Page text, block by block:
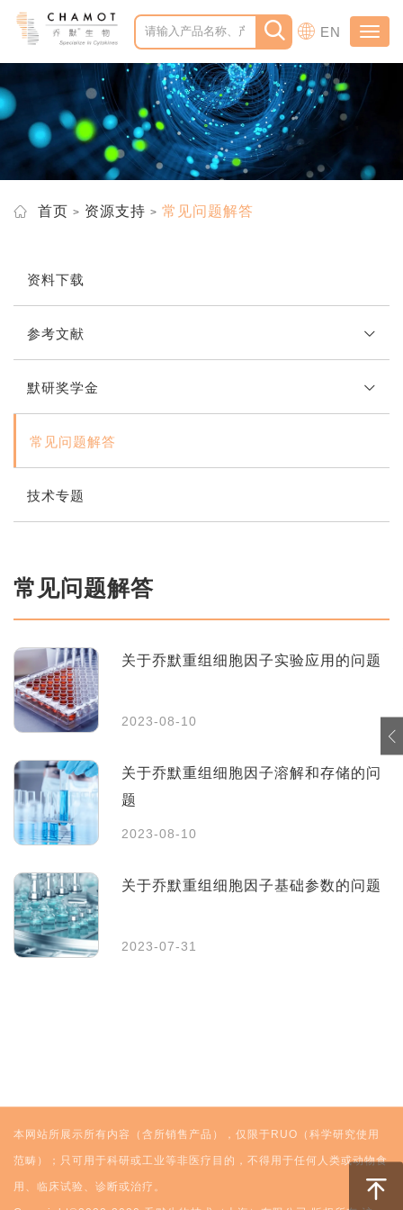
EN
首页 资源支持 常见问题解答
资料下载
参考文献
重组细胞因子
抗体
默研奖学金
奖学金说明
常见问题解答
技术专题
常见问题解答
关于乔默重组细胞因子实验应用的问题
2023-08-10
关于乔默重组细胞因子溶解和存储的问
题
2023-08-10
关于乔默重组细胞因子基础参数的问题
2023-07-31
本网站所展示所有内容（含所销售产品），仅限于RUO（科学研究使用
范畴）；只可用于科研或工业等非医疗目的，不得用于任何人类或动物食
用、临床试验、诊断或治疗。